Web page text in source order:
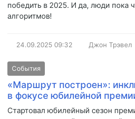
победить в 2025. И да, люди пока
алгоритмов!
24.09.2025 09:32 Джон Трэвел
События
«Маршрут построен»:
в фокусе юбилейной
Стартовал юбилейный сезон